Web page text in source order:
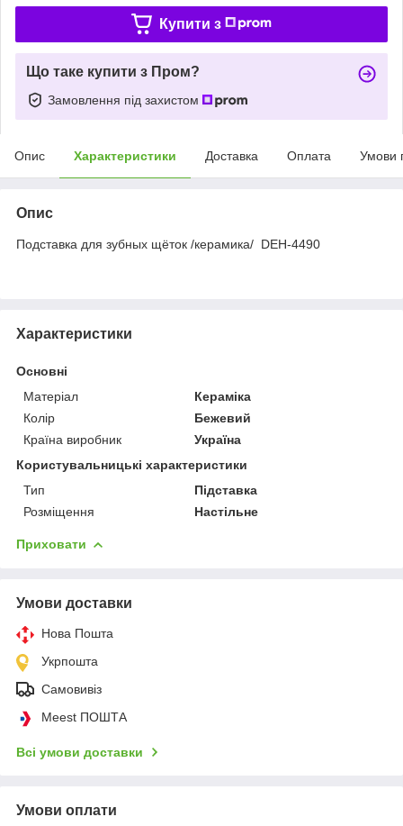
Купити з
Що таке купити з Пром?
Замовлення під захистом
Опис Характеристики Доставка Оплата Умови
Опис
Подставка для зубных щёток /керамика/ DEH-4490
Характеристики
Основні
Матеріал
Кераміка
Колір
Бежевий
Країна виробник
Україна
Користувальницькі характеристики
Тип
Підставка
Розміщення
Настільне
Приховати
Умови доставки
Нова Пошта
Укрпошта
Самовивіз
Meest ПОШТА
Всі умови доставки
Умови оплати